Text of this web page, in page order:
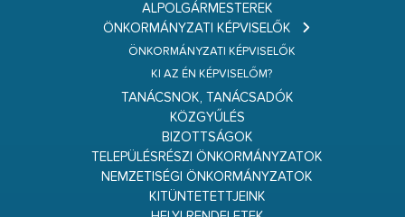
ALPOLGÁRMESTEREK
ÖNKORMÁNYZATI KÉPVISELŐK
ÖNKORMÁNYZATI KÉPVISELŐK
KI AZ ÉN KÉPVISELŐM?
TANÁCSNOK, TANÁCSADÓK
KÖZGYŰLÉS
BIZOTTSÁGOK
TELEPÜLÉSRÉSZI ÖNKORMÁNYZATOK
NEMZETISÉGI ÖNKORMÁNYZATOK
KITÜNTETETTJEINK